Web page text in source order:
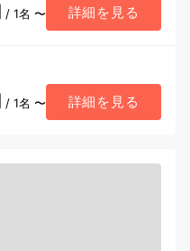
/ 1名 〜 詳細を見る
/ 1名 〜 詳細を見る